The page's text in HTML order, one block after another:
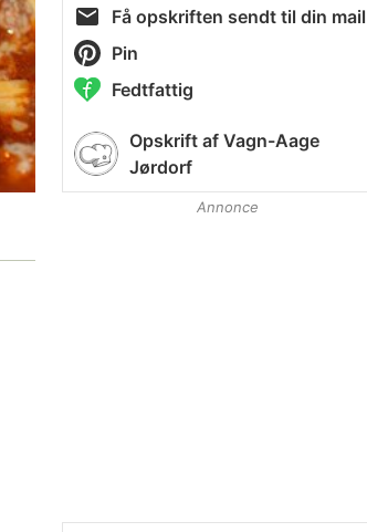
Få opskriften sendt til din mail
Pin
Fedtfattig
Opskrift af Vagn-Aage
Jørdorf
Annonce